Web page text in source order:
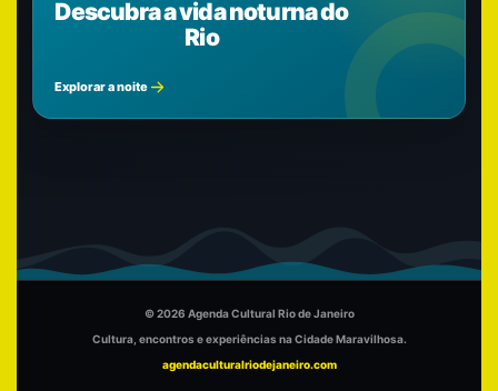
Descubra a vida noturna do
Rio
Explorar a noite
© 2026 Agenda Cultural Rio de Janeiro
Cultura, encontros e experiências na Cidade Maravilhosa.
agendaculturalriodejaneiro.com